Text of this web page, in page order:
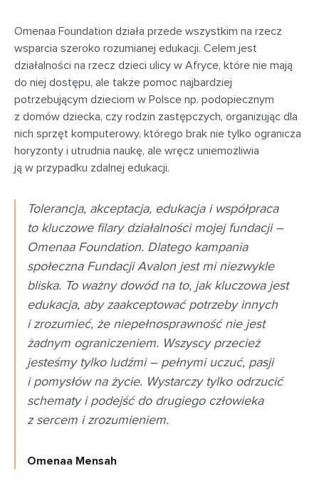
Omenaa Foundation działa przede wszystkim na rzecz
wsparcia szeroko rozumianej edukacji. Celem jest
działalności na rzecz dzieci ulicy w Afryce, które nie mają
do niej dostępu, ale także pomoc najbardziej
potrzebującym dzieciom w Polsce np. podopiecznym
z domów dziecka, czy rodzin zastępczych, organizując dla
nich sprzęt komputerowy, którego brak nie tylko ogranicza
horyzonty i utrudnia naukę, ale wręcz uniemożliwia
ją w przypadku zdalnej edukacji.
Tolerancja, akceptacja, edukacja i współpraca
to kluczowe filary działalności mojej fundacji –
Omenaa Foundation. Dlatego kampania
społeczna Fundacji Avalon jest mi niezwykle
bliska. To ważny dowód na to, jak kluczowa jest
edukacja, aby zaakceptować potrzeby innych
i zrozumieć, że niepełnosprawność nie jest
żadnym ograniczeniem. Wszyscy przecież
jesteśmy tylko ludźmi – pełnymi uczuć, pasji
i pomysłów na życie. Wystarczy tylko odrzucić
schematy i podejść do drugiego człowieka
z sercem i zrozumieniem.
Omenaa Mensah